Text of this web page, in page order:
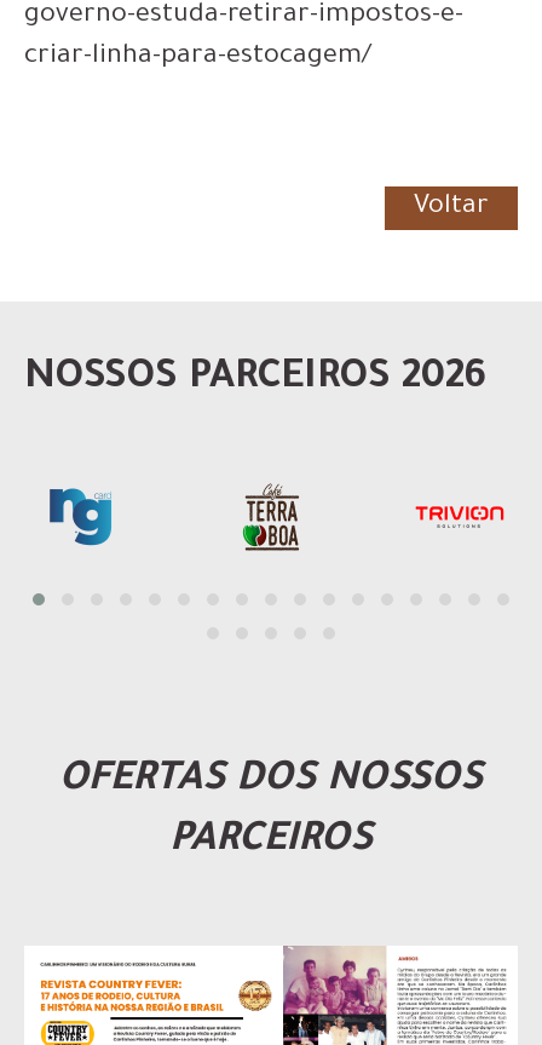
governo-estuda-retirar-impostos-e-
criar-linha-para-estocagem/
Voltar
NOSSOS PARCEIROS 2026
OFERTAS DOS NOSSOS
PARCEIROS